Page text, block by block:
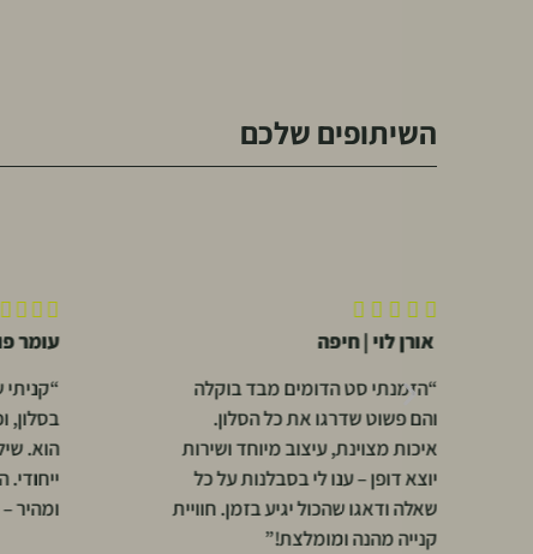
השיתופים שלכם





אורן לוי | חיפה
“הזמנתי סט הדומים מבד בוקלה
והם פשוט שדרגו את כל הסלון.
איכות מצוינת, עיצוב מיוחד ושירות
יוצא דופן – ענו לי בסבלנות על כל
שאלה ודאגו שהכול יגיע בזמן. חוויית
קנייה מהנה ומומלצת!”




עומר
“קניתי
בסלון,
הוא.
ומהיר